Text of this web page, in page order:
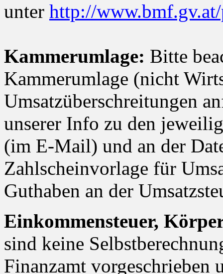
unter http://
Kammerumlage: Bitte
Kammerumlage (nicht
Umsatzüberschreitungen
unserer Info zu den
(im E-Mail) und an der
Zahlscheinvorlage für
Guthaben an der
Einkommensteuer,
sind keine
Finanzamt vorgeschrieben